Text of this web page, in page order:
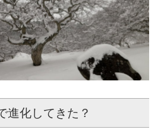
進化してきた？